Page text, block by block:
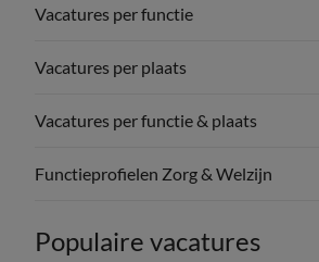
Vacatures per functie
Vacatures per plaats
Vacatures per functie & plaats
Functieprofielen Zorg & Welzijn
Populaire vacatures